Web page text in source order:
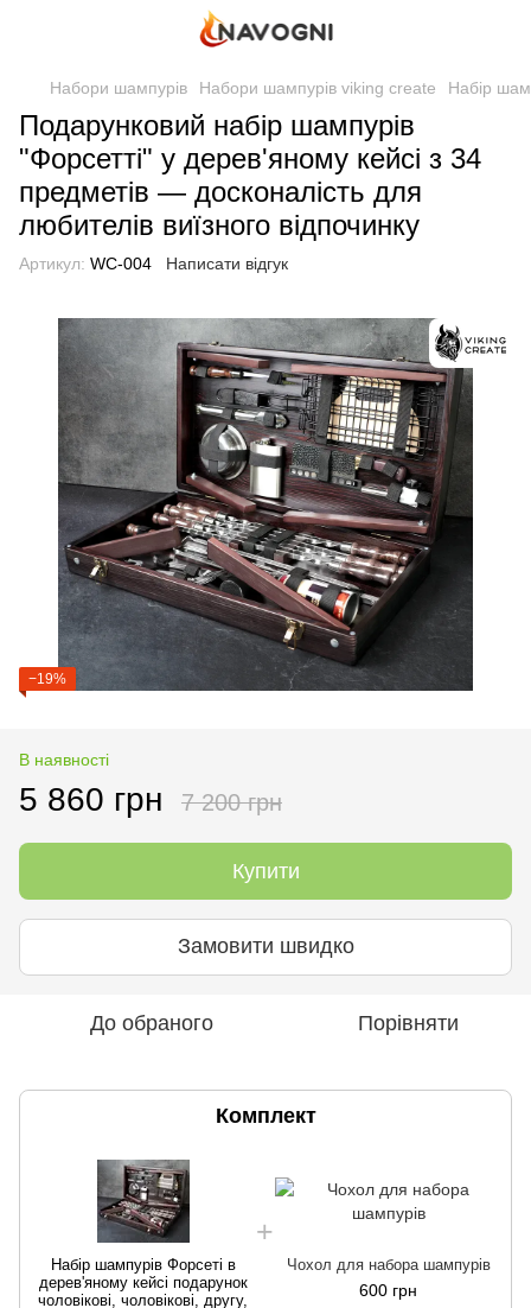
Набори шампурів Набори шампурів viking create Набір
Подарунковий набір шампурів
"Форсетті" у дерев'яному кейсі з 34
предметів — досконалість для
любителів виїзного відпочинку
Артикул: WC-004 Написати відгук
−19%
В наявності
5 860 грн 7 200 грн
Купити
Замовити швидко
До обраного Порівняти
Комплект
Набір шампурів Форсеті в
дерев'яному кейсі подарунок
чоловікові, чоловікові, другу,
Чохол для набора шампурів
600 грн